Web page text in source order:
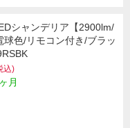
シャンデリア【2900lm/
球色/リモコン付き/ブラッ
込)
月